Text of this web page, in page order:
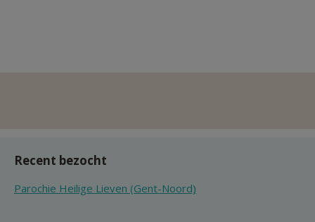
Recent bezocht
Parochie Heilige Lieven (Gent-Noord)